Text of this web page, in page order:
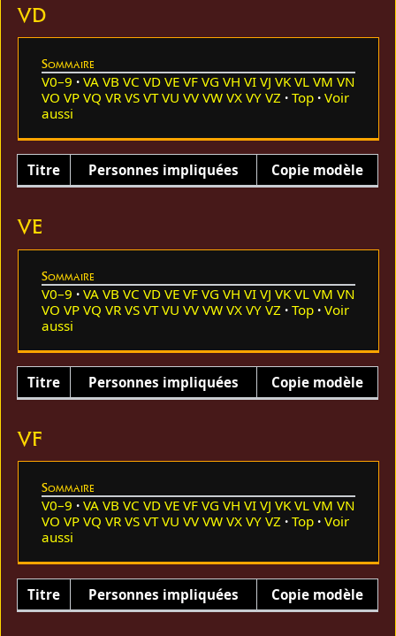
VD
Sommaire
V0–9 VA VB VC VD VE VF VG VH VI VJ VK VL VM VN
VO VP VQ VR VS VT VU VV VW VX VY VZ Top
Voir
aussi
Titre Personnes impliquées Copie modèle
VE
Sommaire
V0–9 VA VB VC VD VE VF VG VH VI VJ VK VL VM VN
VO VP VQ VR VS VT VU VV VW VX VY VZ Top
Voir
aussi
Titre Personnes impliquées Copie modèle
VF
Sommaire
V0–9 VA VB VC VD VE VF VG VH VI VJ VK VL VM VN
VO VP VQ VR VS VT VU VV VW VX VY VZ Top
Voir
aussi
Titre Personnes impliquées Copie modèle